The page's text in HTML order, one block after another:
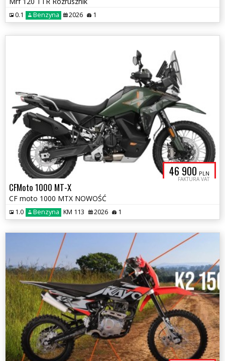
0.1 Benzyna 2026 1
46 900 PLN
FAKTURA VAT
CFMoto 1000 MT-X
CF moto 1000 MTX NOWOŚĆ
1.0 Benzyna KM 113 2026 1